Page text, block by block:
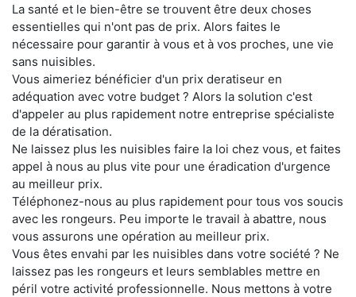
La santé et le bien-être se trouvent être deux choses
essentielles qui n'ont pas de prix. Alors faites le
nécessaire pour garantir à vous et à vos proches, une vie
sans nuisibles.
Vous aimeriez bénéficier d'un prix deratiseur en
adéquation avec votre budget ? Alors la solution c'est
d'appeler au plus rapidement notre entreprise spécialiste
de la dératisation.
Ne laissez plus les nuisibles faire la loi chez vous, et faites
appel à nous au plus vite pour une éradication d'urgence
au meilleur prix.
Téléphonez-nous au plus rapidement pour tous vos soucis
avec les rongeurs. Peu importe le travail à abattre, nous
vous assurons une opération au meilleur prix.
Vous êtes envahi par les nuisibles dans votre société ? Ne
laissez pas les rongeurs et leurs semblables mettre en
péril votre activité professionnelle. Nous mettons à votre